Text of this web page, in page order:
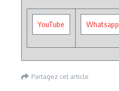
YouTube Whatsapp
Partagez cet article